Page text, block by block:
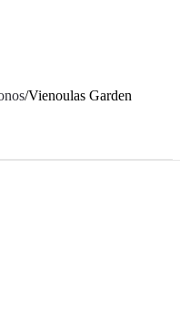
/Vienoulas Garden